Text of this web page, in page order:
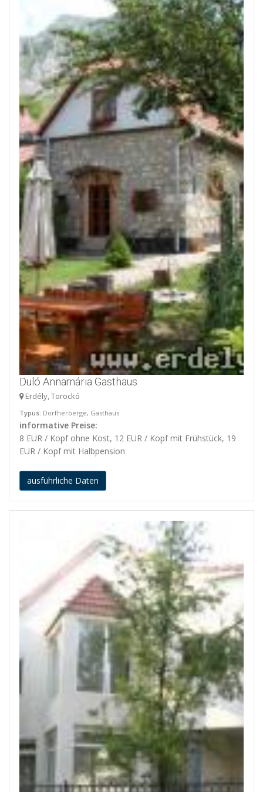
Duló Annamária Gasthaus
Erdély, Torockó
Typus: Dorfherberge, Gasthaus
informative Preise:
8 EUR / Kopf ohne Kost, 12 EUR / Kopf mit Frühstück, 19
EUR / Kopf mit Halbpension
ausführliche Daten